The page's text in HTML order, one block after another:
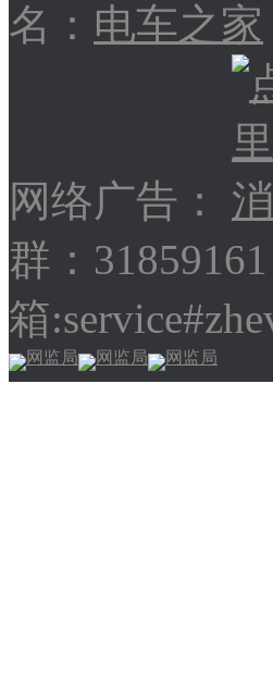
名： 电车之家
网络广告：
群：
箱